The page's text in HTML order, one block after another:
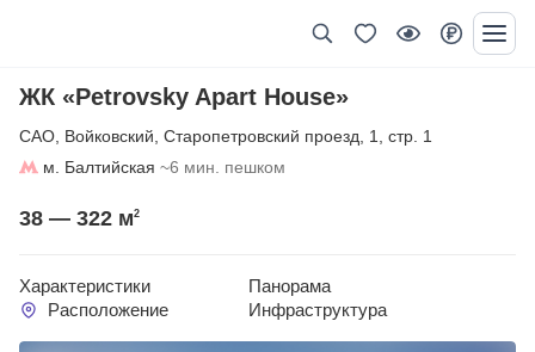
ЖК «Petrovsky Apart House»
САО Войковский Старопетровский проезд 1
стр. 1
м. Балтийская ~6 мин. пешком
38 — 322 м2
Характеристики
Панорама
Расположение
Инфраструктура